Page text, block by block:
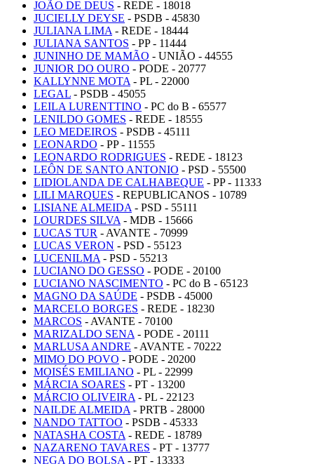
JOÃO DE DEUS - REDE - 18018
JUCIELLY DEYSE - PSDB - 45830
JULIANA LIMA - REDE - 18444
JULIANA SANTOS - PP - 11444
JUNINHO DE MAMÃO - UNIÃO - 44555
JUNIOR DO OURO - PODE - 20777
KALLYNNE MOTA - PL - 22000
LEGAL - PSDB - 45055
LEILA LURENTTINO - PC do B - 65577
LENILDO GOMES - REDE - 18555
LEO MEDEIROS - PSDB - 45111
LEONARDO - PP - 11555
LEONARDO RODRIGUES - REDE - 18123
LEÔN DE SANTO ANTONIO - PSD - 55500
LIDIOLANDA DE CALHABEQUE - PP - 11333
LILI MARQUES - REPUBLICANOS - 10789
LISIANE ALMEIDA - PSD - 55111
LOURDES SILVA - MDB - 15666
LUCAS TUR - AVANTE - 70999
LUCAS VERON - PSD - 55123
LUCENILMA - PSD - 55213
LUCIANO DO GESSO - PODE - 20100
LUCIANO NASCIMENTO - PC do B - 65123
MAGNO DA SAÚDE - PSDB - 45000
MARCELO BORGES - REDE - 18230
MARCOS - AVANTE - 70100
MARIZALDO SENA - PODE - 20111
MARLUSA ANDRE - AVANTE - 70222
MIMO DO POVO - PODE - 20200
MOISÉS EMILIANO - PL - 22999
MÁRCIA SOARES - PT - 13200
MÁRCIO OLIVEIRA - PL - 22123
NAILDE ALMEIDA - PRTB - 28000
NANDO TATTOO - PSDB - 45333
NATASHA COSTA - REDE - 18789
NAZARENO TAVARES - PT - 13777
NEGA DO BOLSA - PT - 13333